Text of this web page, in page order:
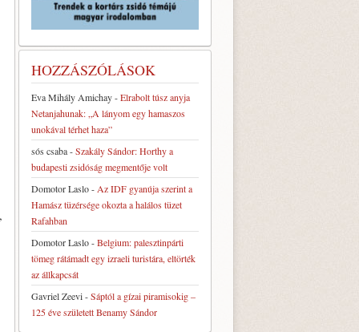
HOZZÁSZÓLÁSOK
Eva Mihály Amichay-Elrabolt túsz anyja
Netanjahunak: „A lányom egy hamaszos
unokával térhet haza”
sós csaba-Szakály Sándor: Horthy a
budapesti zsidóság megmentője volt
Domotor Laslo- Az IDF gyanúja szerint a
Hamász tüzérsége okozta a halálos tüzet
Rafahban
Domotor Laslo-Belgium: palesztinpárti
tömeg rátámadt egy izraeli turistára, eltörték
az állkapcsát
Gavriel Zeevi-Sáptól a gízai piramisokig –
125 éve született Benamy Sándor